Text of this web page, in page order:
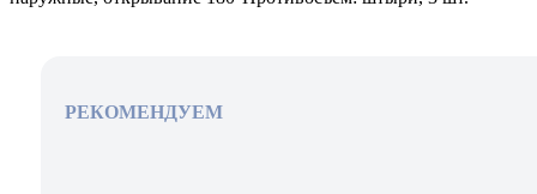
РЕКОМЕНДУЕМ